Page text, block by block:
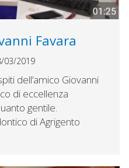
Favara
03/2019
dell’amico Giovanni
di eccellenza
gentile.
di Agrigento